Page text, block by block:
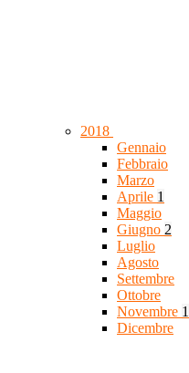
2018
Gennaio
Febbraio
Marzo
Aprile 1
Maggio
Giugno 2
Luglio
Agosto
Settembre
Ottobre
Novembre 1
Dicembre